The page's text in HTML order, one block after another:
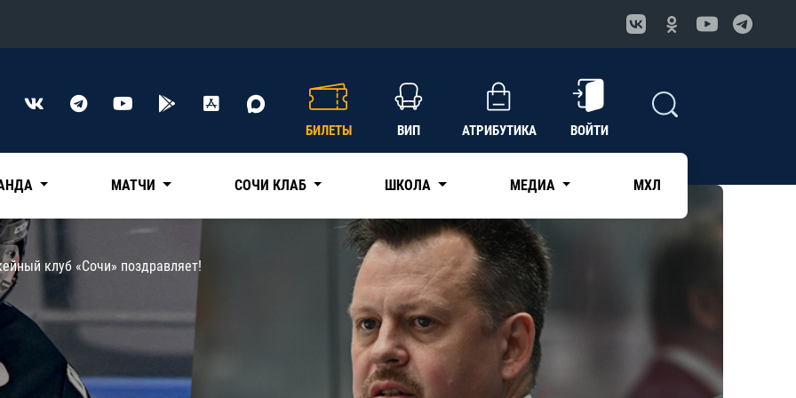
Конференция «Восток»
Трактор
Дивизион Чернышева
Авангард
Адмирал
КХЛ
БИЛЕТЫ ВИП АТРИБУТИКА ВОЙТИ
МАТЧИ СОЧИ КЛАБ ШКОЛА МЕДИА МХЛ
клуб «Сочи» поздравляет!